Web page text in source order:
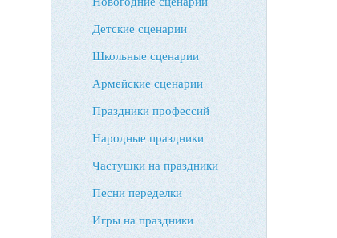
Детские сценарии
Школьные сценарии
Армейские сценарии
Праздники профессий
Народные праздники
Частушки на праздники
Песни переделки
Игры на праздники